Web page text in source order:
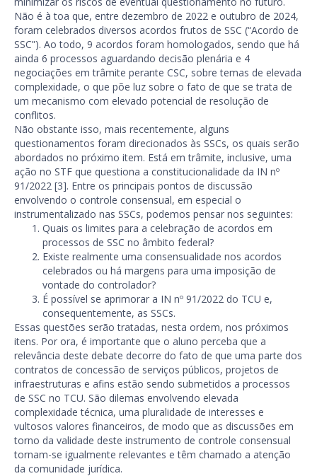
Não é à toa que, entre dezembro de 2022 e outubro de 2024,
foram celebrados diversos acordos frutos de SSC (“Acordo de
SSC”). Ao todo, 9 acordos foram homologados, sendo que há
ainda 6 processos aguardando decisão plenária e 4
negociações em trâmite perante CSC, sobre temas de elevada
complexidade, o que põe luz sobre o fato de que se trata de
um mecanismo com elevado potencial de resolução de
conflitos.
Não obstante isso, mais recentemente, alguns
questionamentos foram direcionados às SSCs, os quais serão
abordados no próximo item. Está em trâmite, inclusive, uma
ação no STF que questiona a constitucionalidade da IN nº
91/2022 [3]. Entre os principais pontos de discussão
envolvendo o controle consensual, em especial o
instrumentalizado nas SSCs, podemos pensar nos seguintes:
Quais os limites para a celebração de acordos em
processos de SSC no âmbito federal?
Existe realmente uma consensualidade nos acordos
celebrados ou há margens para uma imposição de
vontade do controlador?
É possível se aprimorar a IN nº 91/2022 do TCU e,
consequentemente, as SSCs.
Essas questões serão tratadas, nesta ordem, nos próximos
itens. Por ora, é importante que o aluno perceba que a
relevância deste debate decorre do fato de que uma parte dos
contratos de concessão de serviços públicos, projetos de
infraestruturas e afins estão sendo submetidos a processos
de SSC no TCU. São dilemas envolvendo elevada
complexidade técnica, uma pluralidade de interesses e
vultosos valores financeiros, de modo que as discussões em
torno da validade deste instrumento de controle consensual
tornam-se igualmente relevantes e têm chamado a atenção
da comunidade jurídica.